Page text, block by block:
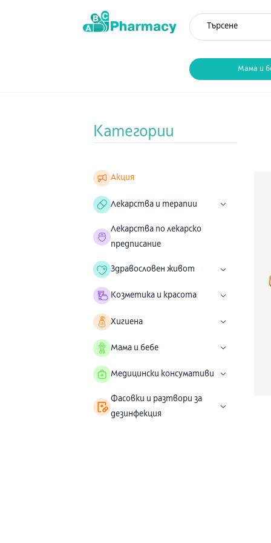
Мама и
Категории
Акция
Лекарства и терапии
Лекарства по лекарско
предписание
Здравословен живот
Козметика и красота
Хигиена
Мама и бебе
Медицински консумативи
Фасовки и разтвори за
дезинфекция